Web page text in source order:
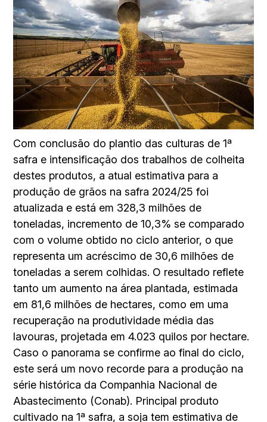
Com conclusão do plantio das culturas de 1ª
safra e intensificação dos trabalhos de colheita
destes produtos, a atual estimativa para a
produção de grãos na safra 2024/25 foi
atualizada e está em 328,3 milhões de
toneladas, incremento de 10,3% se comparado
com o volume obtido no ciclo anterior, o que
representa um acréscimo de 30,6 milhões de
toneladas a serem colhidas. O resultado reflete
tanto um aumento na área plantada, estimada
em 81,6 milhões de hectares, como em uma
recuperação na produtividade média das
lavouras, projetada em 4.023 quilos por hectare.
Caso o panorama se confirme ao final do ciclo,
este será um novo recorde para a produção na
série histórica da Companhia Nacional de
Abastecimento (Conab). Principal produto
cultivado na 1ª safra, a soja tem estimativa de